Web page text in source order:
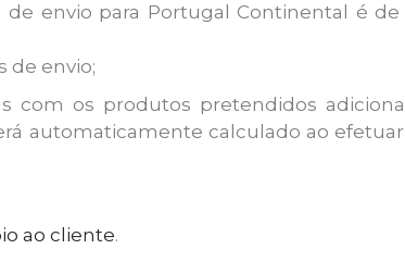
envio para Portugal Continental é de
de envio;
com os produtos pretendidos
automaticamente calculado ao efetuar
ao cliente.